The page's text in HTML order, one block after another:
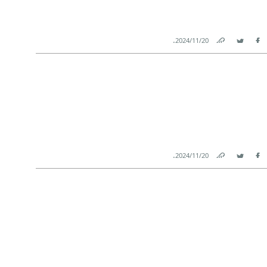
Facebook
Twitter
Link
20‏/11‏/2024
.
Facebook
Twitter
Link
20‏/11‏/2024
.